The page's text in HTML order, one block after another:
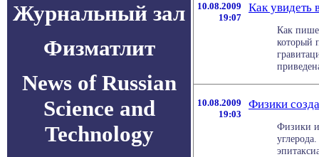
Журнальный зал
Физматлит
News of Russian
Science and
Technology
10.08.2009
19:07
Как увидеть
Как
который
10.08.2009
19:03
Физики
Физики